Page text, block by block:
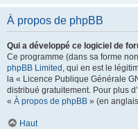
À propos de phpBB
Qui a développé ce logiciel de
Ce programme (dans sa forme
phpBB Limited , qui en est le
la « Licence Publique Générale
distribué gratuitement. Pour plus
« À propos de phpBB » (en
Haut